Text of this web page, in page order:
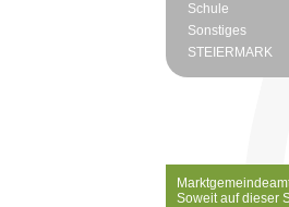
Schule
Sonstiges
STEIERMARK
Soweit auf dieser